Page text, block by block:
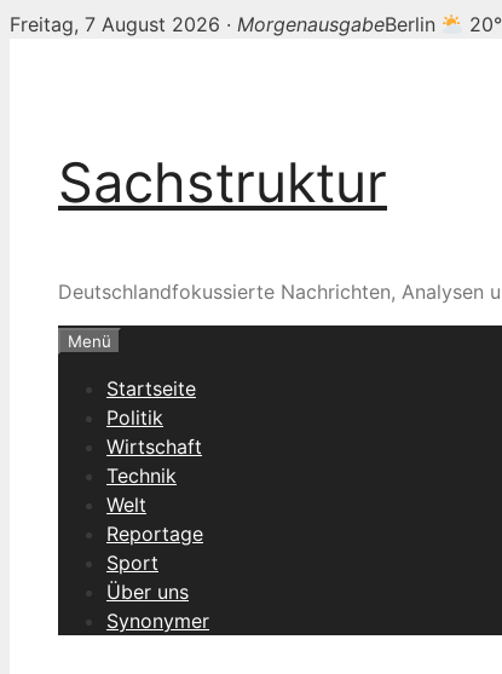
Freitag, 7 August 2026 · MorgenausgabeBerlin
Sachstruktur
Deutschlandfokussierte Nachrichten, Analysen
Menü
Startseite
Politik
Wirtschaft
Technik
Welt
Reportage
Sport
Über uns
Synonymer